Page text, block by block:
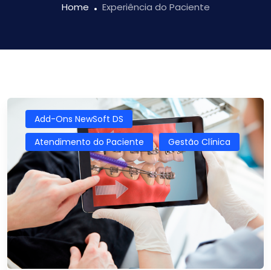
Home Experiência do Paciente
Add-Ons NewSoft DS
Atendimento do Paciente
Gestão Clínica